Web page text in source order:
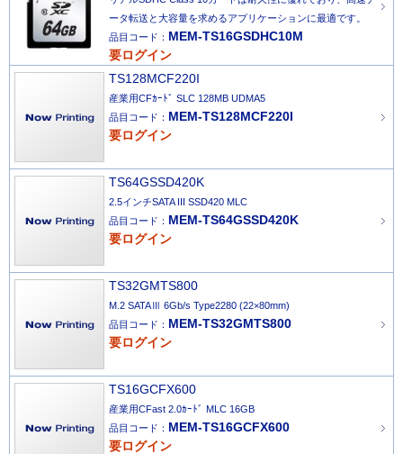
ータ転送と大容量を求めるアプリケーションに最適です。
品目コード： MEM-TS16GSDHC10M
要ログイン
TS128MCF220I
産業用CFｶｰﾄﾞ SLC 128MB UDMA5
品目コード： MEM-TS128MCF220I
要ログイン
TS64GSSD420K
2.5インチSATA III SSD420 MLC
品目コード： MEM-TS64GSSD420K
要ログイン
TS32GMTS800
M.2 SATAⅢ 6Gb/s Type2280 (22×80mm)
品目コード： MEM-TS32GMTS800
要ログイン
TS16GCFX600
産業用CFast 2.0ｶｰﾄﾞ MLC 16GB
品目コード： MEM-TS16GCFX600
要ログイン